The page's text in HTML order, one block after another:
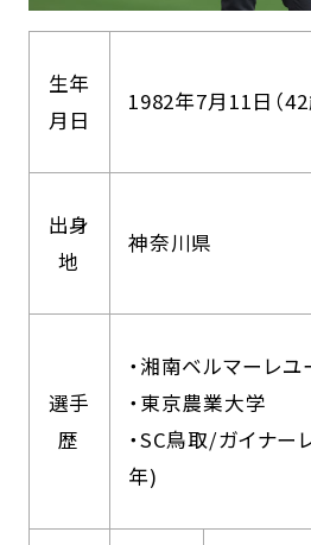
生年
月日
1982年7月11日（42
出身
地
神奈川県
選手
歴
・湘南ベルマーレユ
・東京農業大学
・SC鳥取/ガイナ
年)